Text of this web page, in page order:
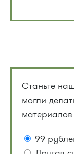
Станьте
могли
99